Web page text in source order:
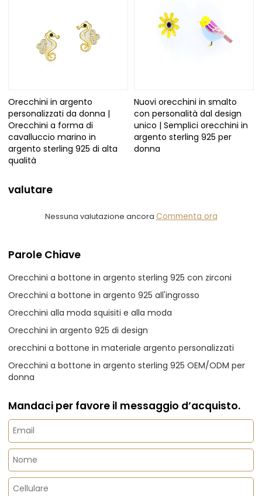
Orecchini in argento
personalizzati da donna |
Orecchini a forma di
cavalluccio marino in
argento sterling 925 di alta
qualità
Nuovi orecchini in smalto
con personalità dal design
unico | Semplici orecchini in
argento sterling 925 per
donna
valutare
Nessuna valutazione ancora Commenta ora
Parole Chiave
Orecchini a bottone in argento sterling 925 con zirconi
Orecchini a bottone in argento 925 all'ingrosso
Orecchini alla moda squisiti e alla moda
Orecchini in argento 925 di design
orecchini a bottone in materiale argento personalizzati
Orecchini a bottone in argento sterling 925 OEM/ODM per
donna
Mandaci per favore il messaggio d’acquisto.